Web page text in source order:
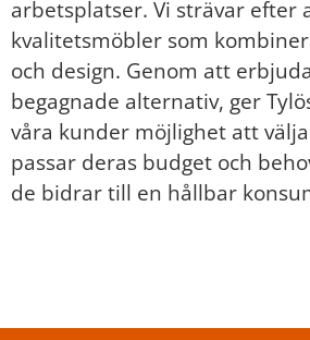
arbetsplatser. Vi strävar efter
kvalitetsmöbler som
och design. Genom att
begagnade alternativ, ger
våra kunder möjlighet att
passar deras budget och
de bidrar till en hållbar